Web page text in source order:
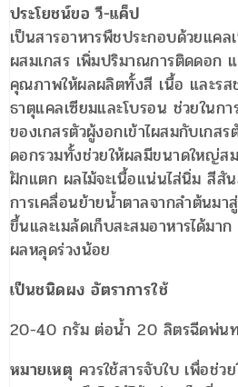
ประโยชน์ขอ วี-แค็ป
เป็นสารอาหารพืชประกอบด้วยแค
ผสมเกสร เพิ่มปริมาณการติดดอก
คุณภาพให้ผลผลิตทั้งสี เนื้อ และร
ธาตุแคลเซียมและโบรอน ช่วยในก
ของเกสรตัวผู้งอกเข้าไผสมกับเกส
ดอกรวมทั้งช่วยให้ผลมีขนาดใหญ่
ฝักแตก ผลไม้จะเนื้อแน่นไส่นิ่ม สีสั
การเคลื่อนย้ายน้ำตาลจากลำต้นมา
ขึ้นและเมล้ดเก็บสะสมอาหารได้มา
ผลหลุดร่วงน้อย
เป็นชนิดผง อัตราการใช้
20-40 กรัม ต่อน้ำ 20 ลิตรฉีดพ่นท
หมายเหตุ ควรใช้สารจับใบ เพื่อช่ว